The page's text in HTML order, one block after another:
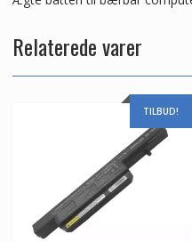
Relaterede varer
TILBUD!